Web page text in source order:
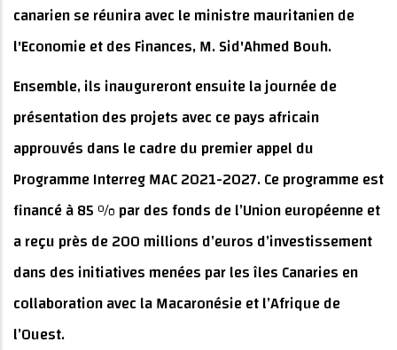
canarien se réunira avec le ministre mauritanien de
l'Economie et des Finances, M. Sid'Ahmed Bouh.
Ensemble, ils inaugureront ensuite la journée de
présentation des projets avec ce pays africain
approuvés dans le cadre du premier appel du
Programme Interreg MAC 2021-2027. Ce programme est
financé à 85 % par des fonds de l’Union européenne et
a reçu près de 200 millions d’euros d’investissement
dans des initiatives menées par les îles Canaries en
collaboration avec la Macaronésie et l’Afrique de
l’Ouest.